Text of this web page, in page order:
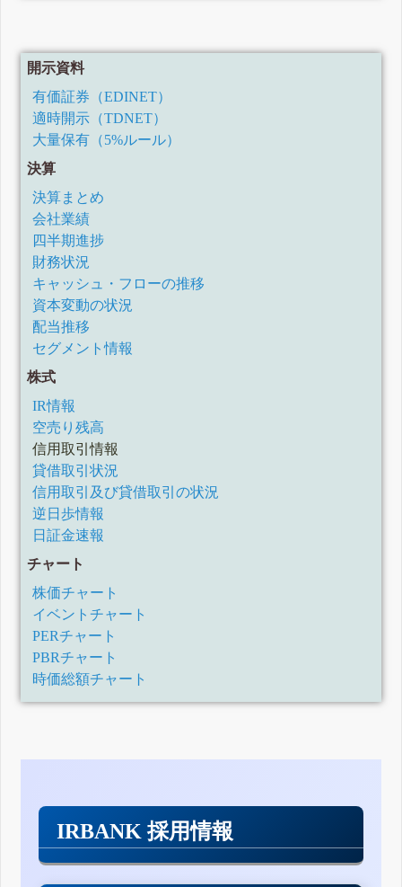
開示資料
有価証券（EDINET）
適時開示（TDNET）
大量保有（5%ルール）
決算
決算まとめ
会社業績
四半期進捗
財務状況
キャッシュ・フローの推移
資本変動の状況
配当推移
セグメント情報
株式
IR情報
空売り残高
信用取引情報
貸借取引状況
信用取引及び貸借取引の状況
逆日歩情報
日証金速報
チャート
株価チャート
イベントチャート
PERチャート
PBRチャート
時価総額チャート
IRBANK 採用情報